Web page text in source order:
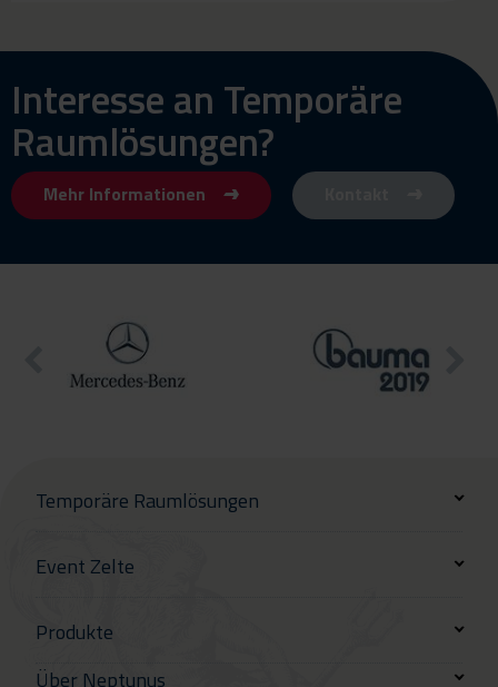
Interesse an Temporäre
Raumlösungen?
Mehr Informationen
Temporäre Raumlösungen
Event Zelte
Produkte
Über Neptunus